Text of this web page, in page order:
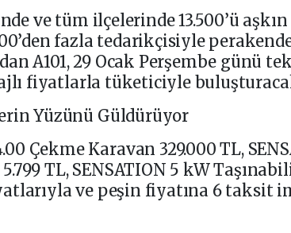
ve tüm ilçelerinde 13.500’ü
fazla tedarikçisiyle
A101, 29 Ocak Perşembe günü
fiyatlarla tüketiciyle
Yüzünü Güldürüyor
Çekme Karavan 329.000 TL,
5.799 TL, SENSATION 5 kW
ve peşin fiyatına 6 taksit